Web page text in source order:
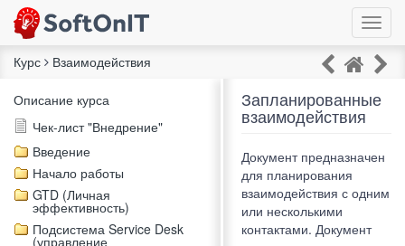
Курс Взаимодействия
Описание курса
Чек-лист "Внедрение"
Введение
Начало работы
GTD (Личная
эффективность)
Подсистема Service Desk
(управление
Запланированные
взаимодействия
Документ предназначен
для планирования
взаимодействия с одним
или несколькими
контактами. Документ